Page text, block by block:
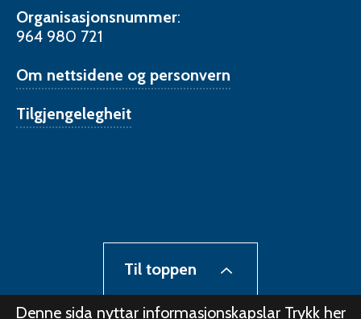
Organisasjonsnummer:
964 980 721
Om nettsidene og personvern
Tilgjengelegheit
Til toppen
Denne sida nyttar informasjonskapslar Trykk her